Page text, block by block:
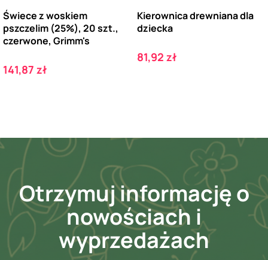
Świece z woskiem
pszczelim (25%), 20 szt.,
czerwone, Grimm's
Cena
141,87 zł
Kierownica drewniana dla
dziecka
Cena
81,92 zł
Otrzymuj informację o
nowościach i
wyprzedażach